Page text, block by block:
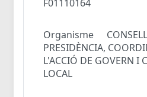
F01110164
Organisme
PRESIDÈNCIA,
L'ACCIÓ DE GOVERN I
LOCAL